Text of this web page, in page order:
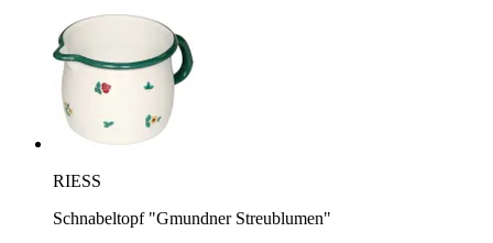
RIESS
Schnabeltopf "Gmundner Streublumen"